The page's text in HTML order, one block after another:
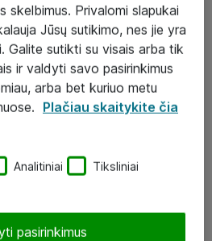
skelbimus. Privalomi slapukai
Jūsų sutikimo, nes jie yra
Galite sutikti su visais arba tik
ir valdyti savo pasirinkimus
arba bet kuriuo metu
Plačiau skaitykite čia
Analitiniai Tiksliniai
pasirinkimus